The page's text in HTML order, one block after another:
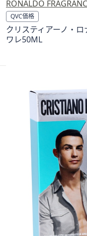
か
ら
探
す
能
な
場
RONALDO
QVC価格
クリスティアーノ・
ワレ50ML